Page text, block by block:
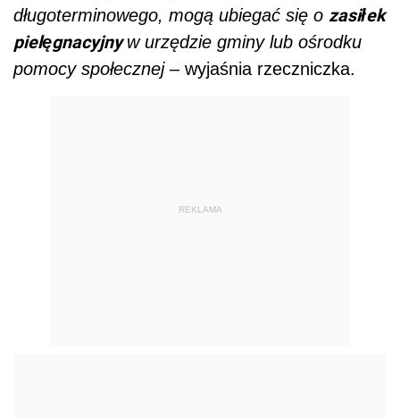
długoterminowego, mogą ubiegać się o zasiłek
pielęgnacyjnyw urzędzie gminy lub ośrodku
pomocy społecznej –wyjaśnia rzeczniczka.
REKLAMA